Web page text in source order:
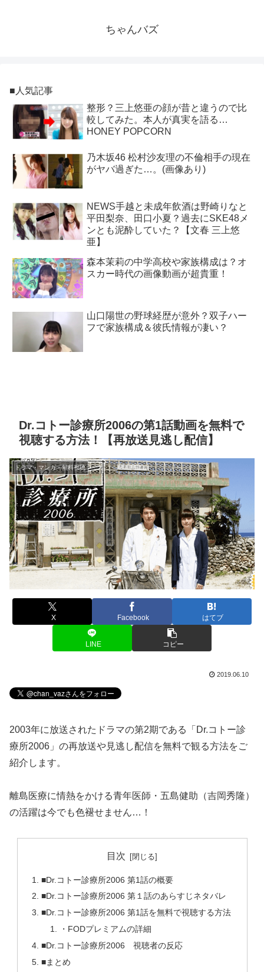
ちゃんバズ
■人気記事
整形？三上悠亜の顔が昔と違うので比
較してみた。本人が真実を語る…
HONEY POPCORN
乃木坂46 松村沙友理の不倫相手の現在
がヤバ過ぎた…。(画像あり)
NEWS手越と未成年飲酒は野崎りなと
平田梨奈、田口小夏？過去にSKE48メ
ンとも泥酔していた？【文春 三上悠
亜】
森本茉莉の中学高校や家族構成は？オ
スカー時代の画像動画が超貴重！
山口陽世の野球経歴が意外？双子ハー
フで家族構成＆彼氏情報が凄い？
Dr.コトー診療所2006の第1話動画を無料で
視聴する方法！【再放送見逃し配信】
ドラマ・マンガ・無料視聴
X Facebook はてブ
LINE コピー
2019.06.10
2003年に放送されたドラマの第2期である「Dr.コトー診
療所2006」の再放送や見逃し配信を無料で観る方法をご
紹介します。
離島医療に情熱をかける青年医師・五島健助（吉岡秀隆）
の活躍は今でも色褪せません…！
目次
■Dr.コトー診療所2006 第1話の概要
■Dr.コトー診療所2006 第１話のあらすじネタバレ
■Dr.コトー診療所2006 第1話を無料で視聴する方法
・FODプレミアムの詳細
■Dr.コトー診療所2006 視聴者の反応
■まとめ